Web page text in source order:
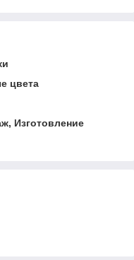
цвета
Изготовление